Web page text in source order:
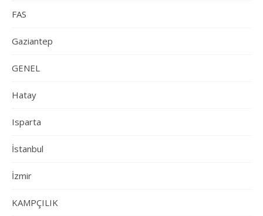
FAS
Gaziantep
GENEL
Hatay
Isparta
İstanbul
İzmir
KAMPÇILIK